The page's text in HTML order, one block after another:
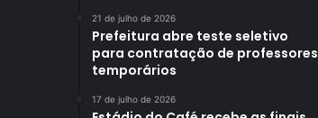
21 de julho de 2026
Prefeitura abre teste seletivo
para contratação de professores
temporários
17 de julho de 2026